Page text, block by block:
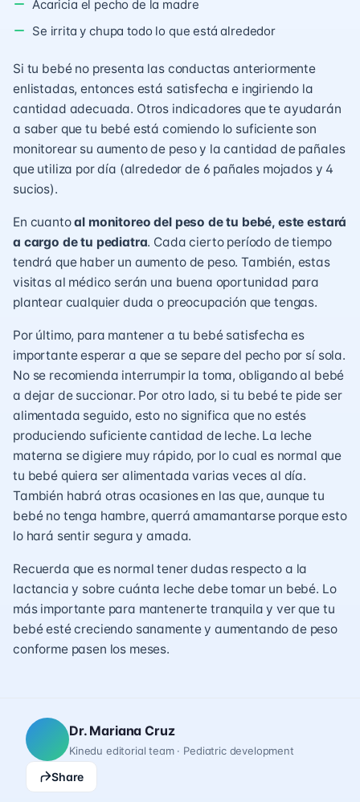
Acaricia el pecho de la madre
Se irrita y chupa todo lo que está alrededor
Si tu bebé no presenta las conductas anteriormente
enlistadas, entonces está satisfecha e ingiriendo la
cantidad adecuada. Otros indicadores que te ayudarán
a saber que tu bebé está comiendo lo suficiente son
monitorear su aumento de peso y la cantidad de pañales
que utiliza por día (alrededor de 6 pañales mojados y 4
sucios).
En cuantoal monitoreo del peso de tu bebé, este estará
a cargo de tu pediatra. Cada cierto período de tiempo
tendrá que haber un aumento de peso. También, estas
visitas al médico serán una buena oportunidad para
plantear cualquier duda o preocupación que tengas.
Por último, para mantener a tu bebé satisfecha es
importante esperar a que se separe del pecho por sí sola.
No se recomienda interrumpir la toma, obligando al bebé
a dejar de succionar. Por otro lado, si tu bebé te pide ser
alimentada seguido, esto no significa que no estés
produciendo suficiente cantidad de leche. La leche
materna se digiere muy rápido, por lo cual es normal que
tu bebé quiera ser alimentada varias veces al día.
También habrá otras ocasiones en las que, aunque tu
bebé no tenga hambre, querrá amamantarse porque esto
lo hará sentir segura y amada.
Recuerda que es normal tener dudas respecto a la
lactancia y sobre cuánta leche debe tomar un bebé. Lo
más importante para mantenerte tranquila y ver que tu
bebé esté creciendo sanamente y aumentando de peso
conforme pasen los meses.
Dr. Mariana Cruz
Kinedu editorial team · Pediatric development
Share